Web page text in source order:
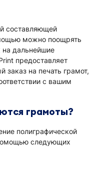
составляющей
можно поощрять
на дальнейшие
предоставляет
на печать грамот,
с вашим
грамоты?
полиграфической
следующих